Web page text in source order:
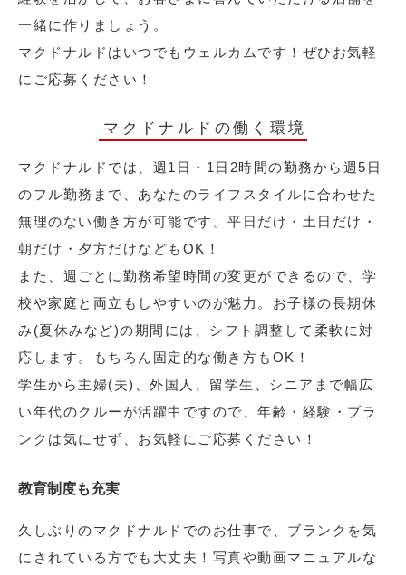
一緒に作りましょう。
マクドナルドはいつでもウェルカムです！ぜひお気軽
にご応募ください！
マクドナルドの働く環境
マクドナルドでは、週1日・1日2時間の勤務から週5日
のフル勤務まで、あなたのライフスタイルに合わせた
無理のない働き方が可能です。平日だけ・土日だけ・
朝だけ・夕方だけなどもOK！
また、週ごとに勤務希望時間の変更ができるので、学
校や家庭と両立もしやすいのが魅力。お子様の長期休
み(夏休みなど)の期間には、シフト調整して柔軟に対
応します。もちろん固定的な働き方もOK！
学生から主婦(夫)、外国人、留学生、シニアまで幅広
い年代のクルーが活躍中ですので、年齢・経験・ブラ
ンクは気にせず、お気軽にご応募ください！
教育制度も充実
久しぶりのマクドナルドでのお仕事で、ブランクを気
にされている方でも大丈夫！写真や動画マニュアルな